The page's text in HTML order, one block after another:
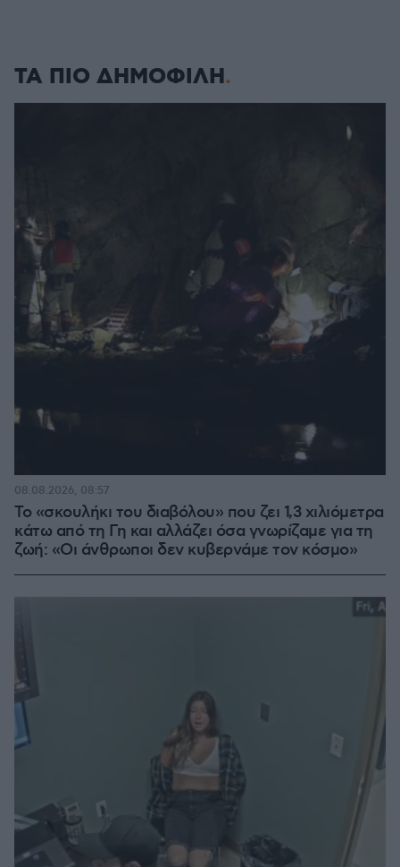
ΤΑ ΠΙΟ ΔΗΜΟΦΙΛΗ
Το «σκουλήκι του διαβόλου» που ζει 1,3 χιλιόμετρα
κάτω από τη Γη και αλλάζει όσα γνωρίζαμε για τη
ζωή: «Οι άνθρωποι δεν κυβερνάμε τον κόσμο»
08.08.2026, 08:57